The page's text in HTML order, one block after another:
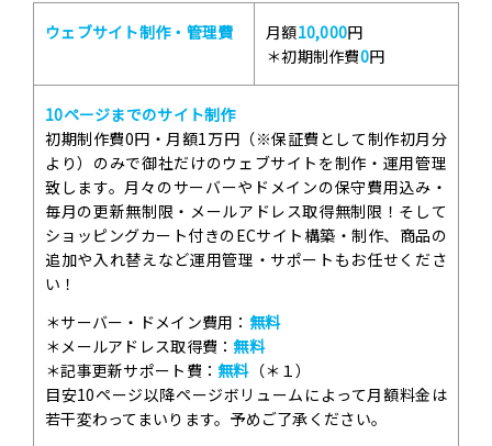
ウェブサイト制作・管理費 月額10,000円
＊初期制作費0円
10ページまでのサイト制作
初期制作費0円・月額1万円（※保証費として制作初月分
より）のみで御社だけのウェブサイトを制作・運用管理
致します。月々のサーバーやドメインの保守費用込み・
毎月の更新無制限・メールアドレス取得無制限！そして
ショッピングカート付きのECサイト構築・制作、商品の
追加や入れ替えなど運用管理・サポートもお任せくださ
い！
＊サーバー・ドメイン費用： 無料
＊メールアドレス取得費： 無料
＊記事更新サポート費： 無料（＊１）
目安10ページ以降ページボリュームによって月額料金は
若干変わってまいります。予めご了承ください。